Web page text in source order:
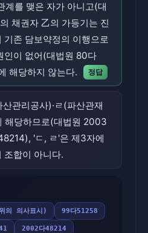
계를 맺은 자가 아니고(대
채권자 乙의 가등기는 진
기존 담보약정의 이행으로
인이 없어(대법원 80다
해당하지 않는다.
정답
관리공사)·ㄹ(파산관재
해당하므로(대법원 2003
'ㄷ, ㄹ'은 제3자에
조합이 아니다.
의 의사표시) 99다51258
2002다48214